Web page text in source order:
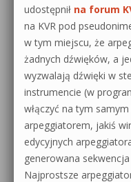
udostępnił na forum
na KVR pod
w tym miejscu, że
żadnych dźwięków, a
wyzwalają dźwięki w
instrumencie (w
włączyć na tym
arpeggiatorem, jakiś
edycyjnych
generowana
Najprostsze